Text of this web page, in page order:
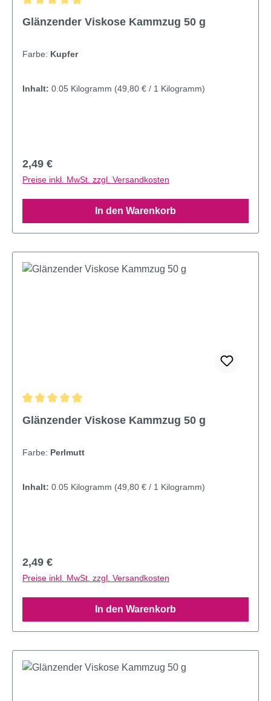
Glänzender Viskose Kammzug 50 g
Farbe: Kupfer
Inhalt: 0.05 Kilogramm (49,80 € / 1 Kilogramm)
Regulärer Preis:
2,49 €
Preise inkl. MwSt. zzgl. Versandkosten
In den Warenkorb
Glänzender Viskose Kammzug 50 g
Farbe: Perlmutt
Inhalt: 0.05 Kilogramm (49,80 € / 1 Kilogramm)
Regulärer Preis:
2,49 €
Preise inkl. MwSt. zzgl. Versandkosten
In den Warenkorb